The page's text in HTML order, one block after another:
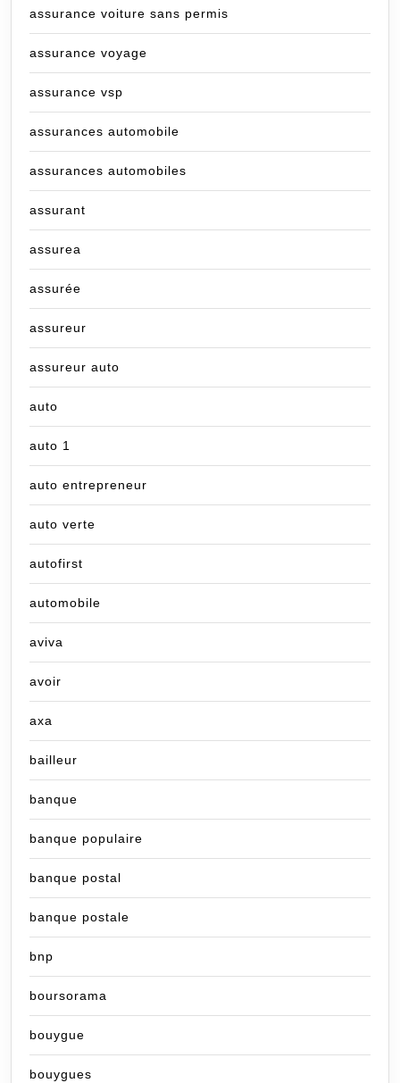
assurance voiture sans permis
assurance voyage
assurance vsp
assurances automobile
assurances automobiles
assurant
assurea
assurée
assureur
assureur auto
auto
auto 1
auto entrepreneur
auto verte
autofirst
automobile
aviva
avoir
axa
bailleur
banque
banque populaire
banque postal
banque postale
bnp
boursorama
bouygue
bouygues